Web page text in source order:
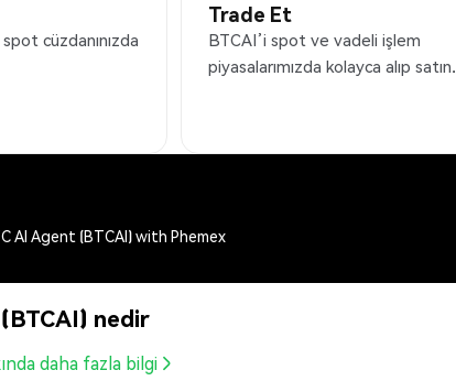
cüzdanınızda
Trade Et
BTCAI’i spot ve vadeli işlem
piyasalarımızda kolayca alıp satın.
AI Agent (BTCAI) with Phemex
nedir
daha fazla bilgi